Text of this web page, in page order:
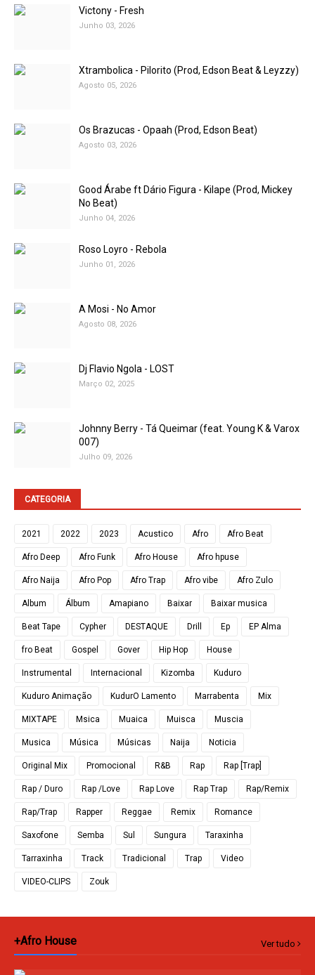
Victony - Fresh
Junho 03, 2026
Xtrambolica - Pilorito (Prod, Edson Beat & Leyzzy)
Agosto 05, 2026
Os Brazucas - Opaah (Prod, Edson Beat)
Agosto 03, 2026
Good Árabe ft Dário Figura - Kilape (Prod, Mickey
No Beat)
Junho 04, 2026
Roso Loyro - Rebola
Junho 01, 2026
A Mosi - No Amor
Agosto 08, 2026
Dj Flavio Ngola - LOST
Março 02, 2025
Johnny Berry - Tá Queimar (feat. Young K & Varox
007)
Julho 09, 2026
CATEGORIA
2021 2022 2023 Acustico Afro Afro Beat
Afro Deep Afro Funk Afro House Afro hpuse
Afro Naija Afro Pop Afro Trap Afro vibe Afro Zulo
Album Álbum Amapiano Baixar Baixar musica
Beat Tape Cypher DESTAQUE Drill Ep EP Alma
fro Beat Gospel Gover Hip Hop House
Instrumental Internacional Kizomba Kuduro
Kuduro Animação KudurO Lamento Marrabenta Mix
MIXTAPE Msica Muaica Muisca Muscia
Musica Música Músicas Naija Noticia
Original Mix Promocional R&B Rap Rap [Trap]
Rap / Duro Rap /Love Rap Love Rap Trap Rap/Remix
Rap/Trap Rapper Reggae Remix Romance
Saxofone Semba Sul Sungura Taraxinha
Tarraxinha Track Tradicional Trap Video
VIDEO-CLIPS Zouk
+Afro House Ver tudo